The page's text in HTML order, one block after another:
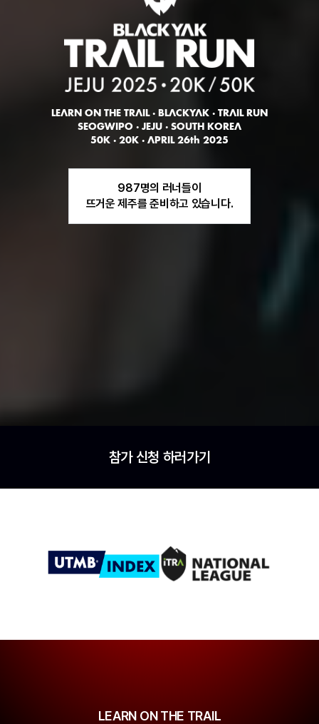
LEARN ON THE TRAIL · BLACKYAK · TRAIL RUN
SEOGWIPO · JEJU · SOUTH KOREA
50K · 20K · APRIL 26th 2025
987명의 러너들이
뜨거운 제주를 준비하고 있습니다.
참가 신청 하러가기
LEARN ON THE TRAIL